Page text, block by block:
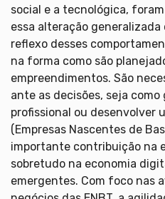
social e a tecnológica,
essa alteração
reflexo desses
na forma como são
empreendimentos. São
ante as decisões, seja
profissional ou desenvolver
(Empresas Nascentes de
importante contribuição na
sobretudo na economia
emergentes. Com foco nas